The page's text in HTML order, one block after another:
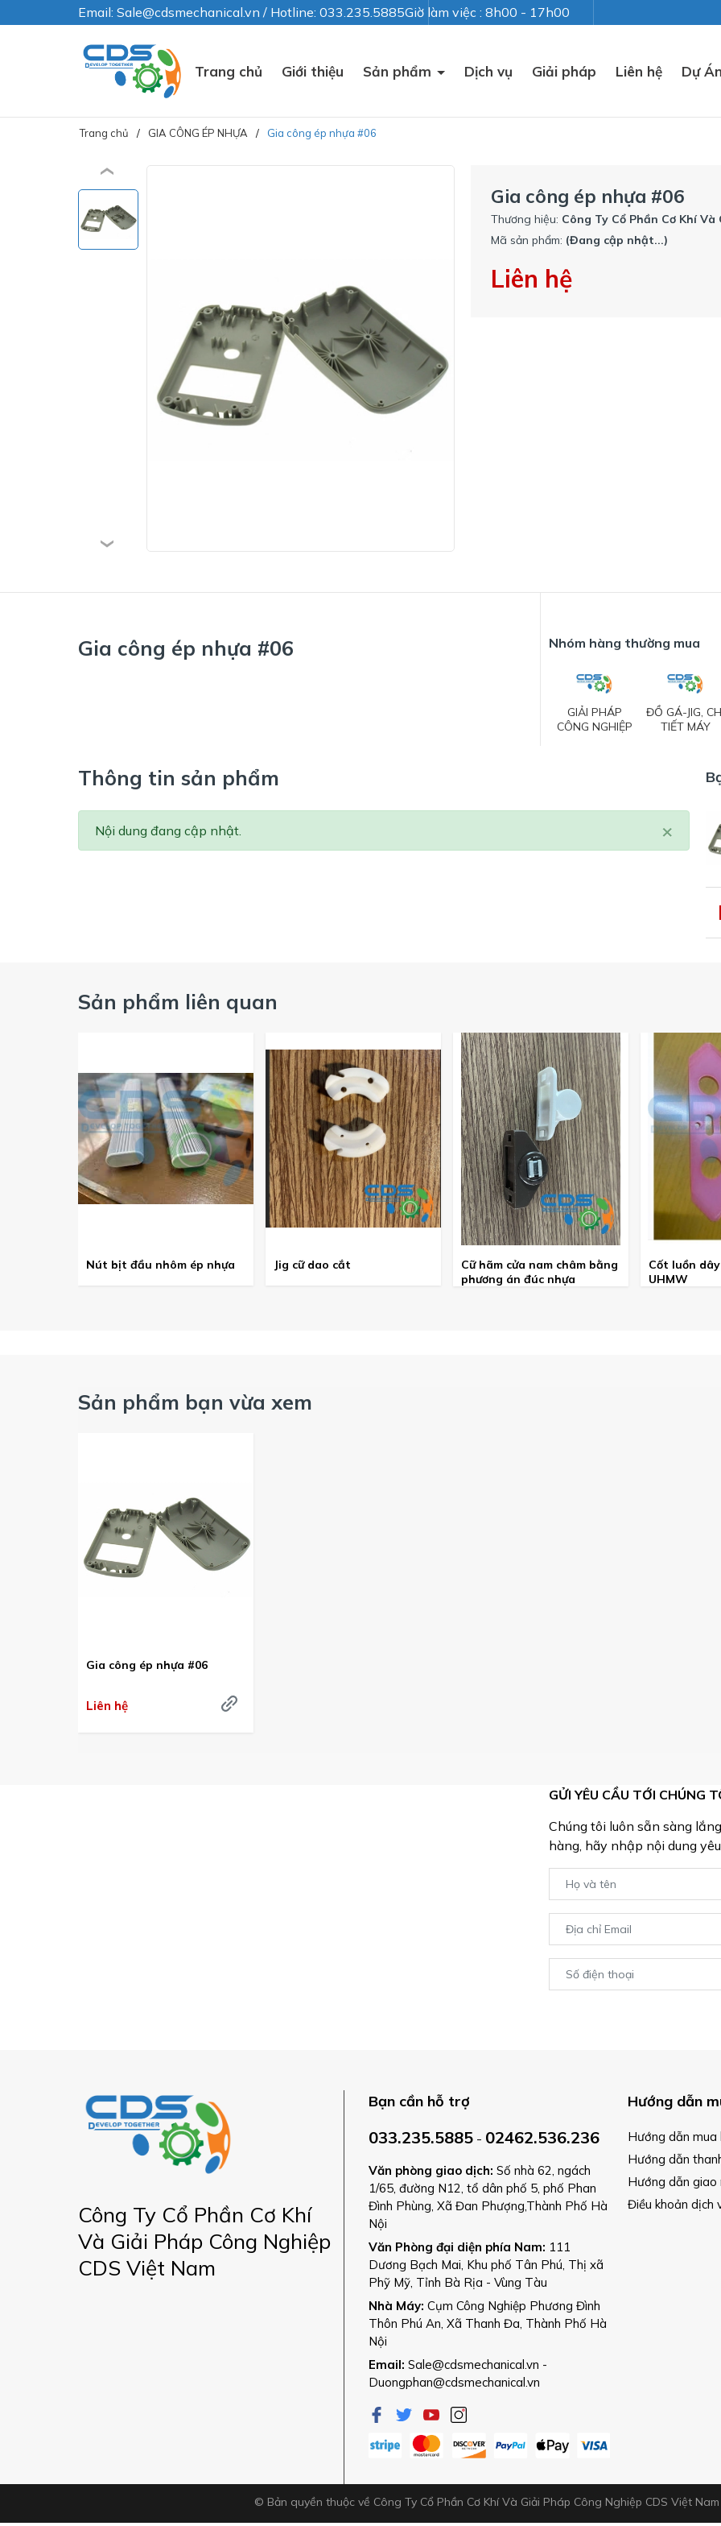
Email: Sale@cdsmechanical.vn / Hotline: 033.235.5885Giờ làm việc : 8h00 - 17h00
Trang chủ Giới thiệu Sản phẩm Dịch vụ Giải pháp Liên hệ Dự
Trang chủ GIA CÔNG ÉP NHỰA Gia công ép nhựa #06
Gia công ép nhựa #06
Thương hiệu: Công Ty Cổ Phần Cơ Khí
Mã sản phẩm: (Đang cập nhật...)
Liên hệ
Gia công ép nhựa #06 Nhóm hàng thường mua
GIẢI PHÁP
CÔNG NGHIỆP
ĐỒ GÁ-JIG,
TIẾT MÁY
Thông tin sản phẩm
×
Nội dung đang cập nhật.
Sản phẩm liên quan
Nút bịt đầu nhôm ép nhựa Jig cữ dao cắt
Cữ hãm cửa nam châm bằng
phương án đúc nhựa
Cốt luồn
UHMW
Sản phẩm bạn vừa xem
Gia công ép nhựa #06
Liên hệ
GỬI YÊU CẦU TỚI CHÚNG
Chúng tôi luôn sẵn sàng
hàng, hãy nhập nội dung
Công Ty Cổ Phần Cơ Khí
Và Giải Pháp Công Nghiệp
CDS Việt Nam
Bạn cần hỗ trợ
033.235.5885 - 02462.536.236
Văn phòng giao dịch:Số nhà 62, ngách
1/65, đường N12, tổ dân phố 5, phố Phan
Đình Phùng, Xã Đan Phượng,Thành Phố Hà
Nội
Văn Phòng đại diện phía Nam: 111
Dương Bạch Mai, Khu phố Tân Phú, Thị xã
Phỹ Mỹ, Tỉnh Bà Rịa - Vùng Tàu
Nhà Máy:Cụm Công Nghiệp Phương Đình
Thôn Phú An, Xã Thanh Đa, Thành Phố Hà
Nội
Email:Sale@cdsmechanical.vn -
Duongphan@cdsmechanical.vn
Hướng dẫn
Hướng dẫn mua
Hướng dẫn
Hướng dẫn giao
Điều khoản dịch
© Bản quyền thuộc về Công Ty Cổ Phần Cơ Khí Và Giải Pháp Công Nghiệp CDS Việt